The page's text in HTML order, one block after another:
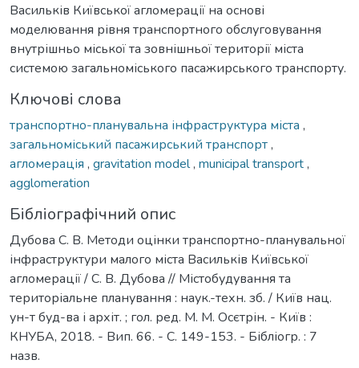
Васильків Київської агломерації на основі
моделювання рівня транспортного обслуговування
внутрішньо міської та зовнішньої території міста
системою загальноміського пасажирського транспорту.
Ключові слова
транспортно-планувальна інфраструктура міста ,
загальноміський пасажирський транспорт,
агломерація , gravitation model, municipal transport,
agglomeration
Бібліографічний опис
Дубова С. В. Методи оцінки транспортно-планувальної
інфраструктури малого міста Васильків Київської
агломерації / С. В. Дубова // Містобудування та
територіальне планування : наук.-техн. зб. / Київ нац.
ун-т буд-ва і архіт. ; гол. ред. М. М. Осєтрін. - Київ :
КНУБА, 2018. - Вип. 66. - С. 149-153. - Бібліогр. : 7
назв.